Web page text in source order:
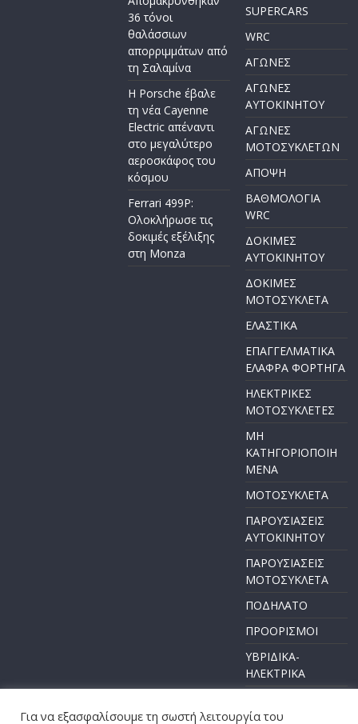
36 τόνοι
θαλάσσιων
απορριμμάτων από
τη Σαλαμίνα
Η Porsche έβαλε
τη νέα Cayenne
Electric απέναντι
στο μεγαλύτερο
αεροσκάφος του
κόσμου
Ferrari 499P:
Ολοκλήρωσε τις
δοκιμές εξέλιξης
στη Monza
SUPERCARS
WRC
ΑΓΩΝΕΣ
ΑΓΩΝΕΣ
AYTOKINHTOY
ΑΓΩΝΕΣ
ΜΟΤΟΣΥΚΛΕΤΩΝ
ΑΠΟΨΗ
ΒΑΘΜΟΛΟΓΙΑ
WRC
ΔΟΚΙΜΕΣ
ΑΥΤΟΚΙΝΗΤΟΥ
ΔΟΚΙΜΕΣ
ΜΟΤΟΣΥΚΛΕΤΑ
ΕΛΑΣΤΙΚΑ
ΕΠΑΓΓΕΛΜΑΤΙΚΑ
ΕΛΑΦΡΑ ΦΟΡΤΗΓΑ
ΗΛΕΚΤΡΙΚΕΣ
ΜΟΤΟΣΥΚΛΕΤΕΣ
ΜΗ
ΚΑΤΗΓΟΡΙΟΠΟΙΗ
ΜΕΝΑ
ΜΟΤΟΣΥΚΛΕΤΑ
ΠΑΡΟΥΣΙΑΣΕΙΣ
ΑΥΤΟΚΙΝΗΤΟΥ
ΠΑΡΟΥΣΙΑΣΕΙΣ
ΜΟΤΟΣΥΚΛΕΤΑ
ΠΟΔΗΛΑΤΟ
ΠΡΟΟΡΙΣΜΟΙ
ΥΒΡΙΔΙΚΑ-
ΗΛΕΚΤΡΙΚΑ
Για να εξασφαλίσουμε τη σωστή λειτουργία του